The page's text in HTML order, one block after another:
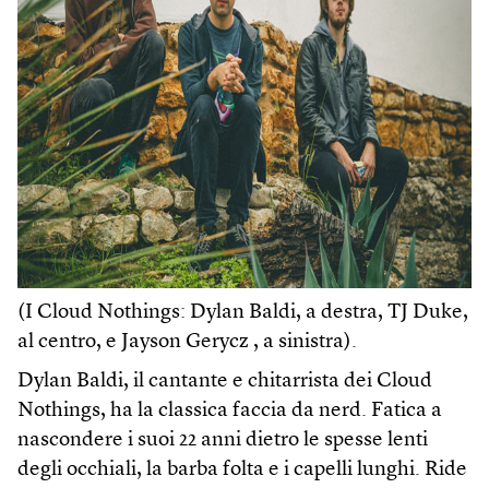
(I Cloud Nothings: Dylan Baldi, a destra, TJ Duke,
al centro, e Jayson Gerycz , a sinistra).
Dylan Baldi, il cantante e chitarrista dei Cloud
Nothings, ha la classica faccia da nerd. Fatica a
nascondere i suoi 22 anni dietro le spesse lenti
degli occhiali, la barba folta e i capelli lunghi. Ride